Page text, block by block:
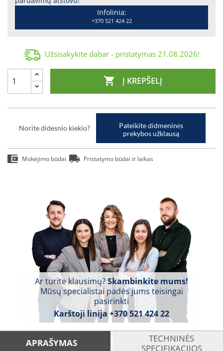
Infolinia:
+370 521 424 22
Užsisakykite dabar - pristatymas 21.08.2026!
 Į KREPŠELĮ
Norite didesnio kiekio?
Pateikite didmeninės
prekybos užklausą
Mokėjimo būdai Pristatymo būdai ir laikas
Ar turite klausimų?Skambinkite mums!
Mūsų specialistai padės jums teisingai
pasirinkti
Karštoji linija +370 521 424 22
APRAŠYMAS
TECHNINĖS
SPECIFIKACIJOS